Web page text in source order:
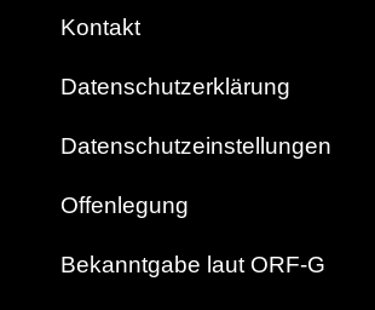
Kontakt
Datenschutzerklärung
Datenschutzeinstellungen
Offenlegung
Bekanntgabe laut ORF-G